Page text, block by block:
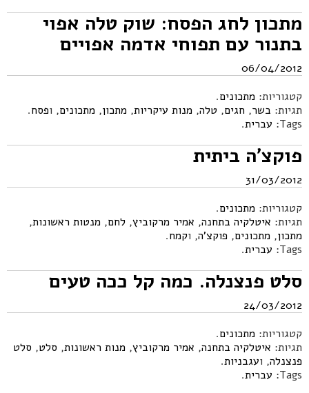
מתכון לחג הפסח: שוק טלה אפוי
בתנור עם תפוחי אדמה אפויים
06/04/2012
קטגוריות: מתכונים.
תגיות: בשר, חגים, טלה, מנות עיקריות, מתכון, מתכונים, ופסח.
Tags: עברית.
פוקצ'ה ביתית
31/03/2012
קטגוריות: מתכונים.
תגיות: איטלקיה בתחנה, אמיר מרקוביץ, לחם, מנטות ראשונות,
מתכון, מתכונים, פוקצ'ה, וקמח.
Tags: עברית.
סלט פנצנלה. כמה קל ככה טעים
24/03/2012
קטגוריות: מתכונים.
תגיות: איטלקיה בתחנה, אמיר מרקוביץ, מנות ראשונות, סלט, סלט
פנצנלה, ועגבניות.
Tags: עברית.